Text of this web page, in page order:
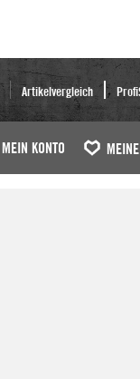
Artikelvergleich
MEIN KONTO